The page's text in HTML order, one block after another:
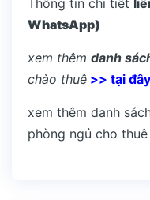
Thông tin chi tiết
WhatsApp)
xem thêm danh
chào thuê >> tại đây
xem thêm danh
phòng ngủ cho thuê